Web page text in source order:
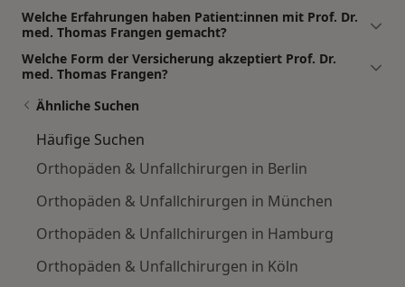
Welche Erfahrungen haben Patient:innen mit Prof. Dr.
med. Thomas Frangen gemacht?
Welche Form der Versicherung akzeptiert Prof. Dr.
med. Thomas Frangen?
Ähnliche Suchen
Häufige Suchen
Orthopäden & Unfallchirurgen in Berlin
Orthopäden & Unfallchirurgen in München
Orthopäden & Unfallchirurgen in Hamburg
Orthopäden & Unfallchirurgen in Köln